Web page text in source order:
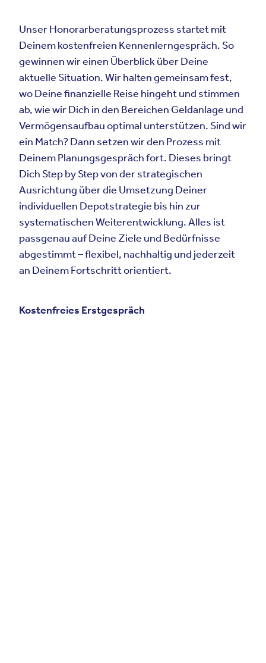
Unser Honorarberatungsprozess startet mit
Deinem kostenfreien Kennenlerngespräch. So
gewinnen wir einen Überblick über Deine
aktuelle Situation. Wir halten gemeinsam fest,
wo Deine finanzielle Reise hingeht und stimmen
ab, wie wir Dich in den Bereichen Geldanlage und
Vermögensaufbau optimal unterstützen. Sind wir
ein Match? Dann setzen wir den Prozess mit
Deinem Planungsgespräch fort. Dieses bringt
Dich Step by Step von der strategischen
Ausrichtung über die Umsetzung Deiner
individuellen Depotstrategie bis hin zur
systematischen Weiterentwicklung. Alles ist
passgenau auf Deine Ziele und Bedürfnisse
abgestimmt – flexibel, nachhaltig und jederzeit
an Deinem Fortschritt orientiert.
Kostenfreies Erstgespräch